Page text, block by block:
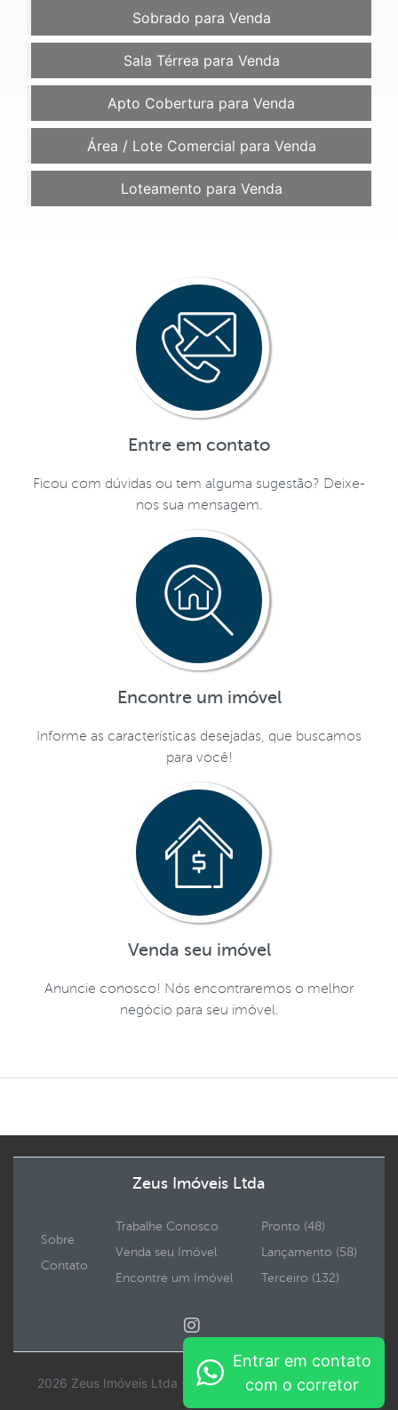
Sobrado para Venda
Sala Térrea para Venda
Apto Cobertura para Venda
Área / Lote Comercial para Venda
Loteamento para Venda
Entre em contato
Ficou com dúvidas ou tem alguma sugestão? Deixe-
nos sua mensagem.
Encontre um imóvel
Informe as características desejadas, que buscamos
para você!
Venda seu imóvel
Anuncie conosco! Nós encontraremos o melhor
negócio para seu imóvel.
Zeus Imóveis Ltda
Sobre
Contato
Trabalhe Conosco
Venda seu Imóvel
Encontre um Imóvel
Pronto (48)
Lançamento (58)
Terceiro (132)
2026 Zeus Imóveis Ltda - Todos os direitos reservados.
Entrar em contato
com o corretor